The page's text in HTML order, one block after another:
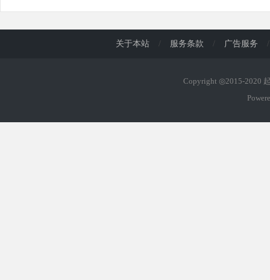
关于本站 / 服务条款 / 广告服务 /
Copyright ◎2015-2020